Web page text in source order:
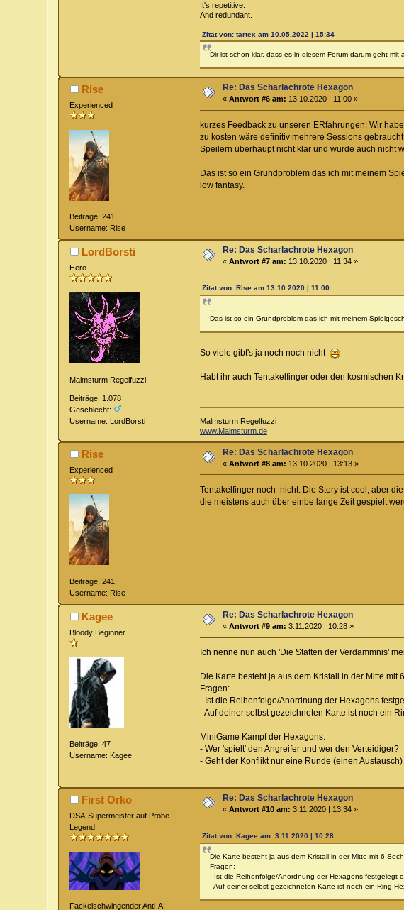
It's repetitive.
And redundant.
Zitat von: tartex am 10.05.2022 | 15:34
Dir ist schon klar, dass es in diesem Forum darum geht
Rise
Experienced
Beiträge: 241
Username: Rise
Re: Das Scharlachrote Hexagon
«Antwort #6 am: 13.10.2020 | 11:00 »
kurzes Feedback zu unseren ERfahrungen: Wir
zu kosten wäre definitiv mehrere Sessions
Speilern überhaupt nicht klar und wurde auch nicht
Das ist so ein Grundproblem das ich mit meinem
low fantasy.
LordBorsti
Hero
Malmsturm Regelfuzzi
Beiträge: 1.078
Geschlecht:
Username: LordBorsti
Re: Das Scharlachrote Hexagon
«Antwort #7 am: 13.10.2020 | 11:34 »
Zitat von: Rise am 13.10.2020 | 11:00
...
Das ist so ein Grundproblem das ich mit meinem
So viele gibt's ja noch noch nicht
Habt ihr auch Tentakelfinger oder den kosmischen
Malmsturm Regelfuzzi
www.Malmsturm.de
Rise
Experienced
Beiträge: 241
Username: Rise
Re: Das Scharlachrote Hexagon
«Antwort #8 am: 13.10.2020 | 13:13 »
Tentakelfinger noch nicht. Die Story ist cool, aber
die meistens auch über einbe lange Zeit gespielt
Kagee
Bloody Beginner
Beiträge: 47
Username: Kagee
Re: Das Scharlachrote Hexagon
«Antwort #9 am: 3.11.2020 | 10:28 »
Ich nenne nun auch 'Die Stätten der Verdammnis'
Die Karte besteht ja aus dem Kristall in der Mitte mit
Fragen:
- Ist die Reihenfolge/Anordnung der Hexagons
- Auf deiner selbst gezeichneten Karte ist noch ein
MiniGame Kampf der Hexagons:
- Wer 'spielt' den Angreifer und wer den Verteidiger?
- Geht der Konflikt nur eine Runde (einen
First Orko
DSA-Supermeister auf Probe
Legend
Fackelschwingender Anti-AI
Re: Das Scharlachrote Hexagon
«Antwort #10 am: 3.11.2020 | 13:34 »
Zitat von: Kagee am 3.11.2020 | 10:28
Die Karte besteht ja aus dem Kristall in der Mitte mit 6
Fragen:
- Ist die Reihenfolge/Anordnung der Hexagons festgelegt
- Auf deiner selbst gezeichneten Karte ist noch ein Ring